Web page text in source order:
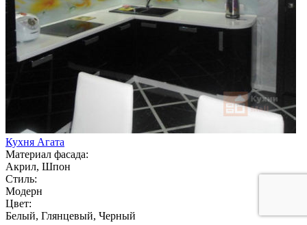
Кухня Агата
Материал фасада:
Акрил, Шпон
Стиль:
Модерн
Цвет:
Белый, Глянцевый, Черный